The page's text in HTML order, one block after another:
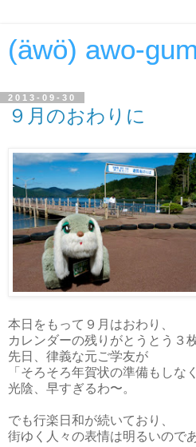
(äwö) awo-
2013-09-30
９月のおわりに
本日をもって９月はおわり、
カレンダーの残りがとうとう３
先日、律義な元ご学友が
「そろそろ年賀状の準備もしな
光陰、早すぎるわ〜。
でも行楽日和が続いており、
街ゆく人々の表情は明るいので